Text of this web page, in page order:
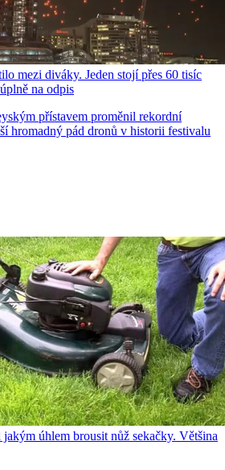
mezi diváky. Jeden stojí přes 60 tisíc
na odpis
přístavem proměnil rekordní
hromadný pád dronů v historii festivalu
úhlem brousit nůž sekačky. Většina